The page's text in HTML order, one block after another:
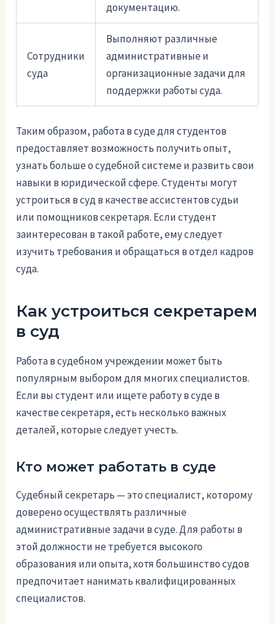
документацию.
Сотрудники
суда
Выполняют различные
административные и
организационные задачи для
поддержки работы суда.
Таким образом, работа в суде для студентов
предоставляет возможность получить опыт,
узнать больше о судебной системе и развить свои
навыки в юридической сфере. Студенты могут
устроиться в суд в качестве ассистентов судьи
или помощников секретаря. Если студент
заинтересован в такой работе, ему следует
изучить требования и обращаться в отдел кадров
суда.
Как устроиться секретарем
в суд
Работа в судебном учреждении может быть
популярным выбором для многих специалистов.
Если вы студент или ищете работу в суде в
качестве секретаря, есть несколько важных
деталей, которые следует учесть.
Кто может работать в суде
Судебный секретарь — это специалист, которому
доверено осуществлять различные
административные задачи в суде. Для работы в
этой должности не требуется высокого
образования или опыта, хотя большинство судов
предпочитает нанимать квалифицированных
специалистов.